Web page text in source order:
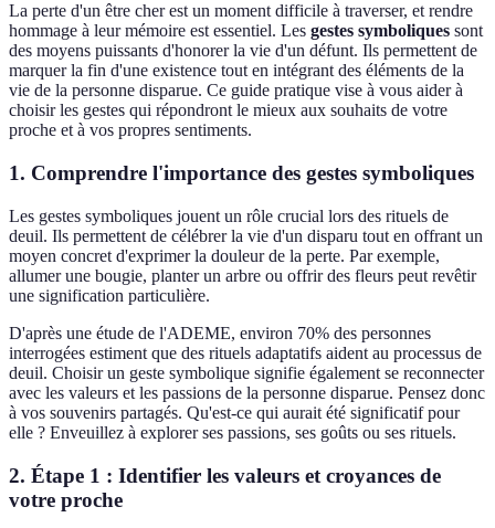
La perte d'un être cher est un moment difficile à traverser, et rendre
hommage à leur mémoire est essentiel. Les gestes symboliques sont
des moyens puissants d'honorer la vie d'un défunt. Ils permettent de
marquer la fin d'une existence tout en intégrant des éléments de la
vie de la personne disparue. Ce guide pratique vise à vous aider à
choisir les gestes qui répondront le mieux aux souhaits de votre
proche et à vos propres sentiments.
1. Comprendre l'importance des gestes symboliques
Les gestes symboliques jouent un rôle crucial lors des rituels de
deuil. Ils permettent de célébrer la vie d'un disparu tout en offrant un
moyen concret d'exprimer la douleur de la perte. Par exemple,
allumer une bougie, planter un arbre ou offrir des fleurs peut revêtir
une signification particulière.
D'après une étude de l'ADEME, environ 70% des personnes
interrogées estiment que des rituels adaptatifs aident au processus de
deuil. Choisir un geste symbolique signifie également se reconnecter
avec les valeurs et les passions de la personne disparue. Pensez donc
à vos souvenirs partagés. Qu'est-ce qui aurait été significatif pour
elle ? Enveuillez à explorer ses passions, ses goûts ou ses rituels.
2. Étape 1 : Identifier les valeurs et croyances de
votre proche